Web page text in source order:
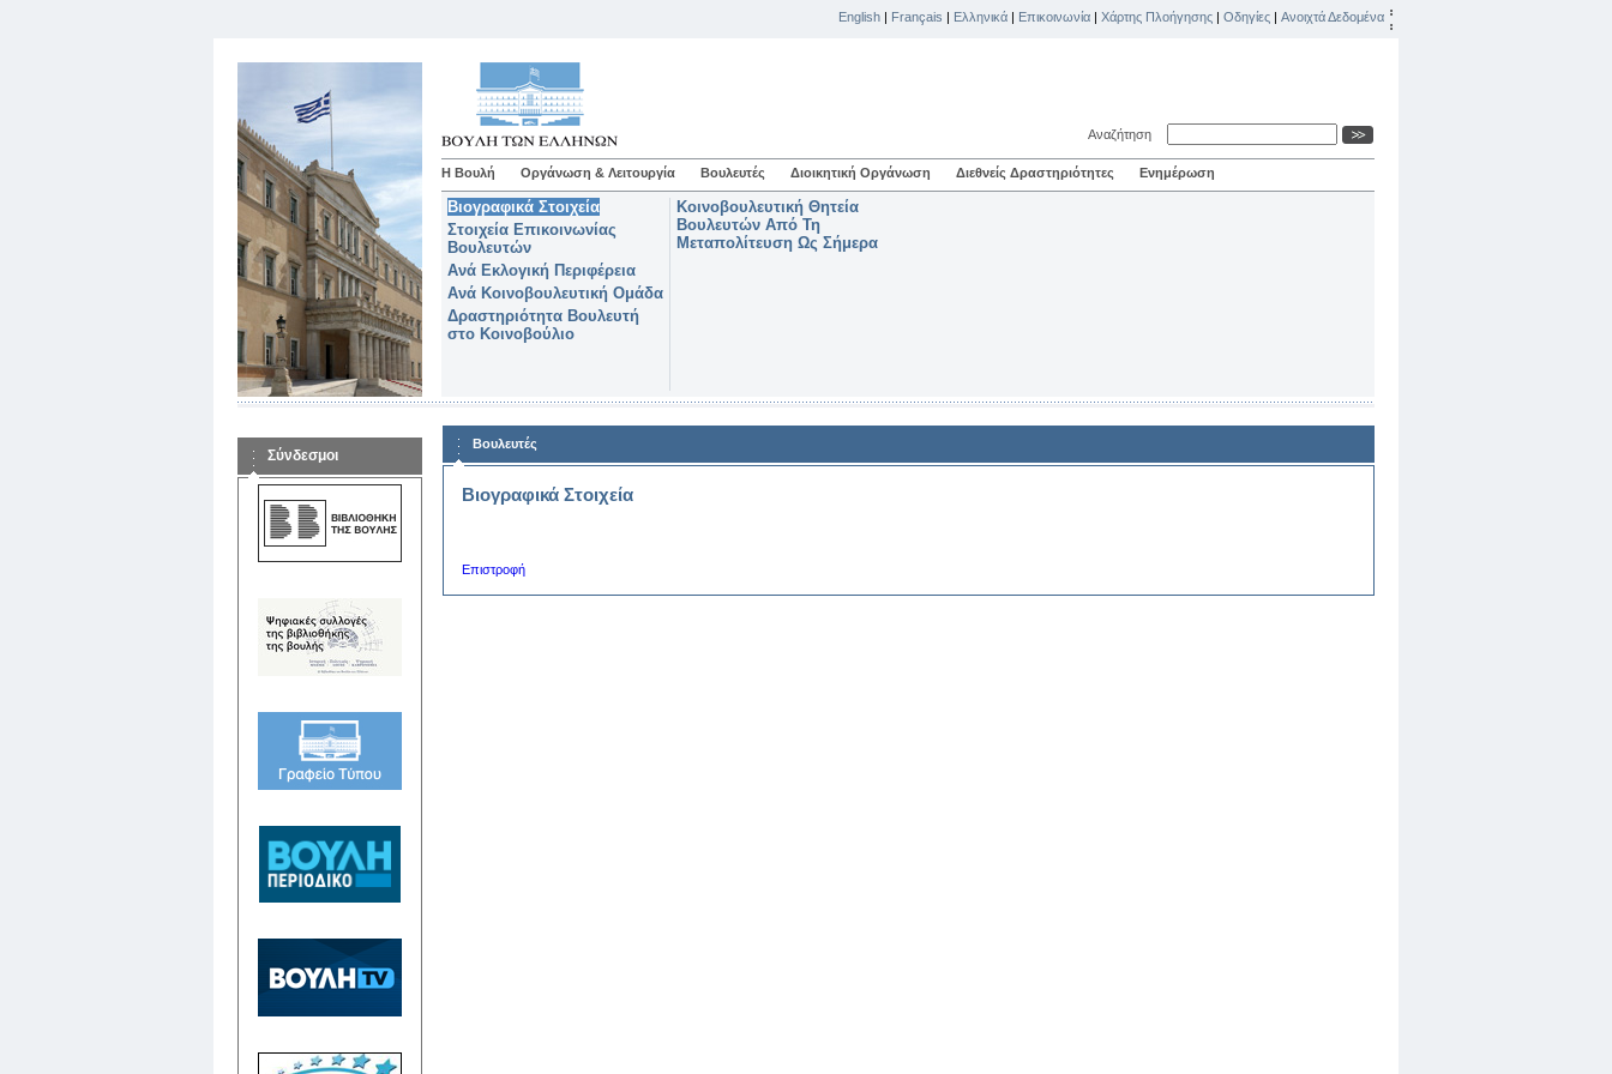
English | Français | Ελληνικά | Επικοινωνία | Χάρτης Πλοήγησης | Οδηγίες | Ανοιχτά Δεδομένα
Αναζήτηση
Η Βουλή Οργάνωση & Λειτουργία Βουλευτές Διοικητική Οργάνωση Διεθνείς Δραστηριότητες Ενημέρωση
Βιογραφικά Στοιχεία
Στοιχεία Επικοινωνίας
Βουλευτών
Ανά Εκλογική Περιφέρεια
Ανά Κοινοβουλευτική Ομάδα
Δραστηριότητα Βουλευτή
στο Κοινοβούλιο
Κοινοβουλευτική Θητεία
Βουλευτών Από Τη
Μεταπολίτευση Ως Σήμερα
Σύνδεσμοι
Βουλευτές
Βιογραφικά Στοιχεία
Επιστροφή